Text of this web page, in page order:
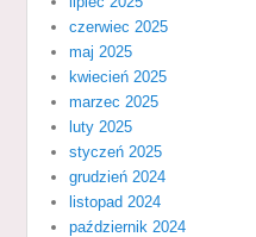
czerwiec 2025
maj 2025
kwiecień 2025
marzec 2025
luty 2025
styczeń 2025
grudzień 2024
listopad 2024
październik 2024